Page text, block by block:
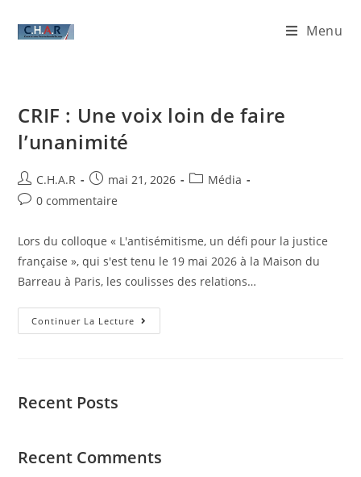
Menu
CRIF : Une voix loin de faire
l’unanimité
C.H.A.R mai 21, 2026
Média
0 commentaire
Lors du colloque « L'antisémitisme, un défi pour la justice
française », qui s'est tenu le 19 mai 2026 à la Maison du
Barreau à Paris, les coulisses des relations…
Continuer La Lecture
Recent Posts
Recent Comments